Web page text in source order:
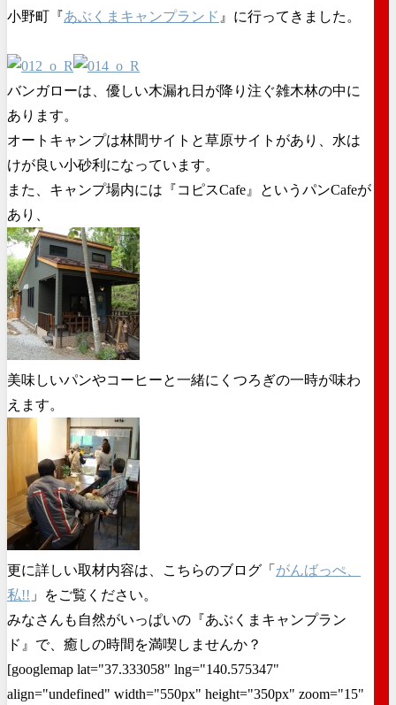
小野町『あぶくまキャンプランド 』に行ってきました。
バンガローは、優しい木漏れ日が降り注ぐ雑木林の中に
あります。
オートキャンプは林間サイトと草原サイトがあり、水は
けが良い小砂利になっています。
また、キャンプ場内には『コピスCafe』というパンCafeが
あり、
美味しいパンやコーヒーと一緒にくつろぎの一時が味わ
えます。
更に詳しい取材内容は、こちらのブログ「 がんばっぺ、
私!! 」をご覧ください。
みなさんも自然がいっぱいの『あぶくまキャンプラン
ド』で、癒しの時間を満喫しませんか？
[googlemap lat="37.333058" lng="140.575347"
align="undefined" width="550px" height="350px" zoom="15"